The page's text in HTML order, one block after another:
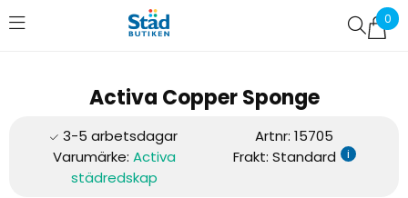
0
Favoriter (0)
Activa Copper Sponge
Artnr: 15705
Varumärke: Activa
städredskap
Frakt: Standard i